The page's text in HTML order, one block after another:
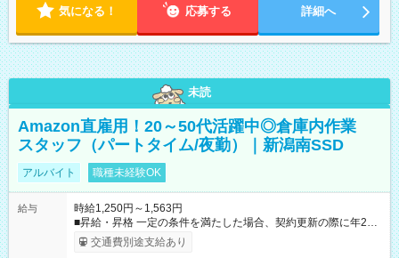
気になる！ 応募する 詳細へ
未読
Amazon直雇用！20～50代活躍中◎倉庫内作業
スタッフ（パートタイム/夜勤）｜新潟南SSD
アルバイト 職種未経験OK
給与
時給1,250円～1,563円
■昇給・昇格 一定の条件を満たした場合、契約更新の際に年2回
まで昇給の機会があります。 ■正社員登用制度あり ※月末締/翌
月25日支払い ※時間外手当、別途支給 ※深夜割増賃金 (22:00～
交通費別途支給あり